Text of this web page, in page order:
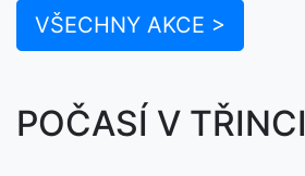
VŠECHNY AKCE >
POČASÍ V TŘINCI